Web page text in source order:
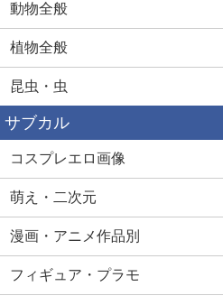
動物全般
植物全般
昆虫・虫
サブカル
コスプレエロ画像
萌え・二次元
漫画・アニメ作品別
フィギュア・プラモ